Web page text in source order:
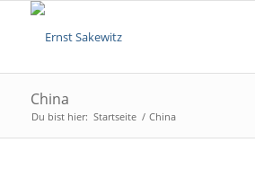
China
Du bist hier: Startseite / China